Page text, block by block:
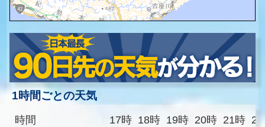
1時間ごとの天気
時間
17時 18時 19時 20時 21時